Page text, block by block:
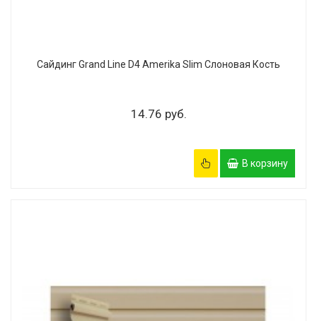
Сайдинг Grand Line D4 Amerika Slim Слоновая Кость
14.76 руб.
В корзину